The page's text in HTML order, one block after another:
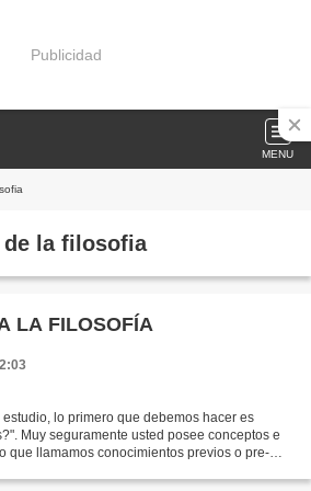
Publicidad
MENU
la filosofia
LA FILOSOFÍA
lo primero que debemos hacer es
Muy seguramente usted posee conceptos e
que llamamos conocimientos previos o pre-